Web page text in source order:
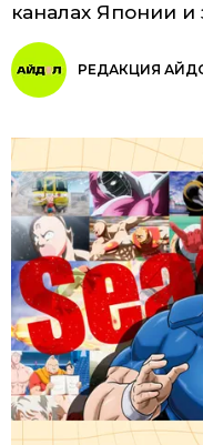
каналах Японии
РЕДАКЦИЯ